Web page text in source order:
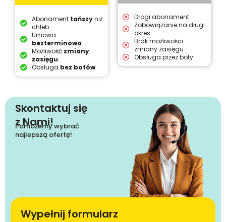
Abonament tańszyniż
chleb
Umowa
bezterminowa
Możliwość zmiany
zasięgu
Obsługa bez botów
Drogi abonament
Zobowiązanie na długi
okres
Brak możliwości
zmiany zasięgu
Obsługa przez boty
Skontaktuj się
z Nami!
Pomożemy wybrać
najlepszą ofertę!
Wypełnij formularz